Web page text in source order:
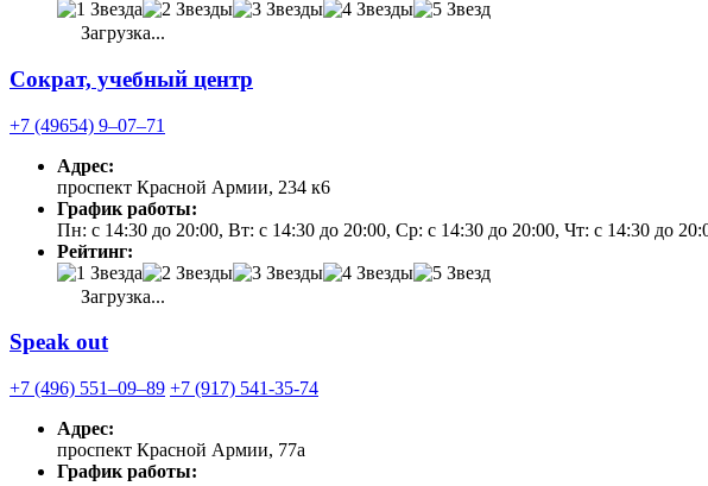
Загрузка...
Сократ, учебный центр
+7 (49654) 9‒07‒71
Адрес:
проспект Красной Армии, 234 к6
График работы:
Пн: с 14:30 до 20:00, Вт: с 14:30 до 20:00, Ср: с 14:30 до 20:00, Чт: с 14:30 до
Рейтинг:
Загрузка...
Speak out
+7 (496) 551‒09‒89 +7 (917) 541-35-74
Адрес:
проспект Красной Армии, 77а
График работы: